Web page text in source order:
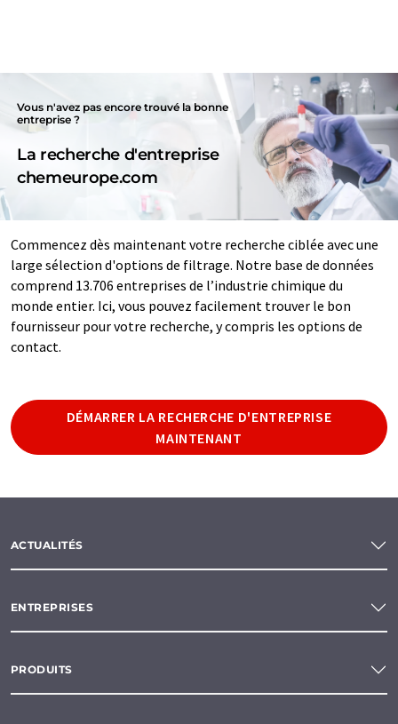
Vous n'avez pas encore trouvé la bonne
entreprise ?
La recherche d'entreprise
chemeurope.com
Commencez dès maintenant votre recherche ciblée avec une
large sélection d'options de filtrage. Notre base de données
comprend 13.706 entreprises de l’industrie chimique du
monde entier. Ici, vous pouvez facilement trouver le bon
fournisseur pour votre recherche, y compris les options de
contact.
DÉMARRER LA RECHERCHE D'ENTREPRISE
MAINTENANT
ACTUALITÉS
ENTREPRISES
PRODUITS